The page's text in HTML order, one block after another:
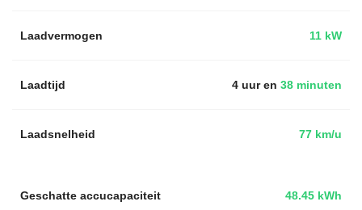
Laadvermogen 11 kW
Laadtijd 4 uur en 38 minuten
Laadsnelheid 77 km/u
48.45 kWh
Geschatte accucapaciteit